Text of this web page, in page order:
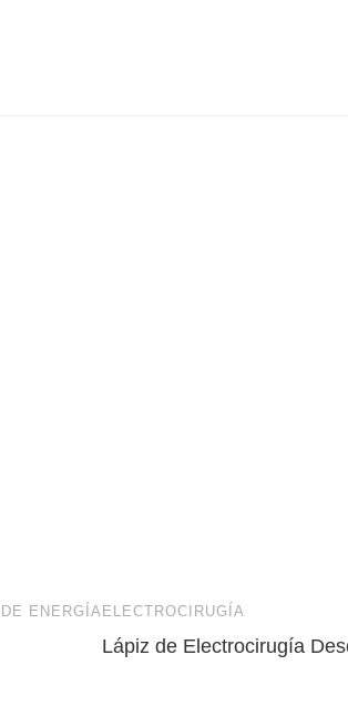
ENERGÍA ELECTROCIRUGÍA
Lápiz de Electrocirugía